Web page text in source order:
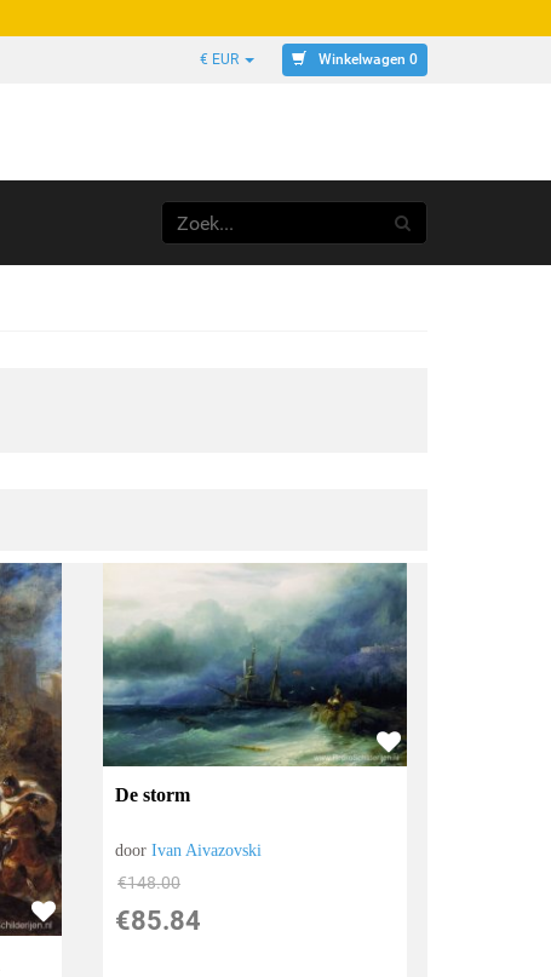
€ EUR Winkelwagen 0
De storm
doorIvan Aivazovski
€148.00
€85.84